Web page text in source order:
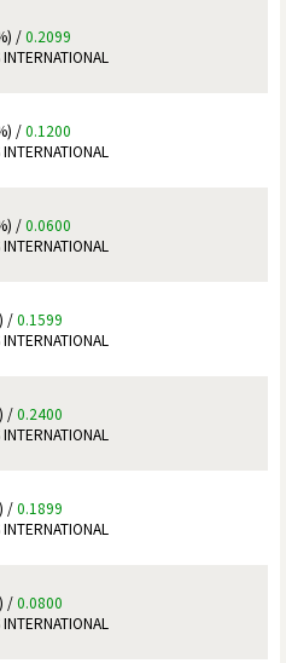
/0.2099
/0.1200
/0.0600
/0.1599
/0.2400
/0.1899
/0.0800